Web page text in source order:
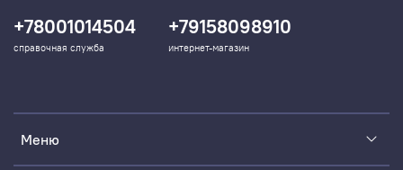
Меню
+78001014504
справочная служба
+79158098910
интернет-магазин